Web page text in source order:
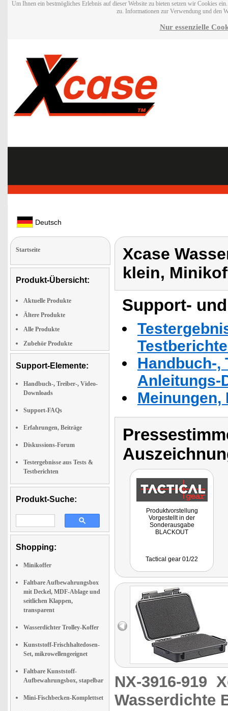
Um Ihnen ein bestmögliches Erlebnis auf dieser Website zu bieten setzen wir Cookies
zu. Informationen zur Verwendung und den
Nur essenzielle
Deutsch
Startseite
Produkt-Übersicht:
Aktuelle Produkte
Ältere Produkte
Alle Produkte
Zubehör Produkte
Support-Elemente:
Handbuch-, Treiber-, Video-
Downloads
Support-FAQs
Erfahrungen, Beiträge
Diskussions-Forum
Testergebnisse aus Tests &
Testberichten
Produkt-Suche:
Shopping:
Minikoffer
Faltbare Aufbewahrungsbox
mit Deckel, MDF-Ablage und
seitlichen Klappen,
transparent
Wasserdichter Trolley-Koffer
Kunststoff-Frischhaltedosen-
Set, mikrowellengeeignet
Faltbare Kunststoff-
Aufbewahrungsbox, stapelbar
Mini-Fischbecken-Komplettset
Xcase
klein,
Support-
Handbuch-,
Anleitungs-
Produktvorstellung
Vorgestellt in der
Sonderausgabe
BLACKOUT
Tactical gear 01/22
NX-3916-919
Wasserdichte